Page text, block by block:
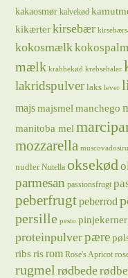
kakaosmør kalvekød
kikærterkirsebær
kokosmælk
mælk krabbekød krebsehaler
lakridspulver laks lever
majsmajsmel manchego
manitoba mel
mozzarella
nudler Nutella oksekød
parmesan passionsfrugt
peberfrugtpeberrod
persille pesto pinjekerner
proteinpulverpære
ribs risrom Rose's Apricot
rugmel rødbede